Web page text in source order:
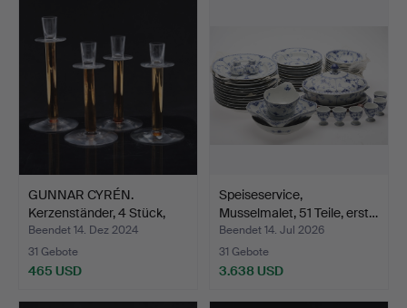
GUNNAR CYRÉN.
Kerzenständer, 4 Stück,
Glas…
Beendet 14. Dez 2024
31 Gebote
465 USD
Speiseservice,
Musselmalet, 51 Teile, erst…
Beendet 14. Jul 2026
31 Gebote
3.638 USD